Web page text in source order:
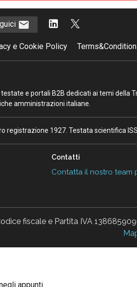
e Cookie Policy
e portali B2B dedicati ai temi della
amministrazioni italiane.
registrazione 1927. Testata scientifica
Contatti
Contatta il nostro team
fiscale e Partita IVA
appunti.